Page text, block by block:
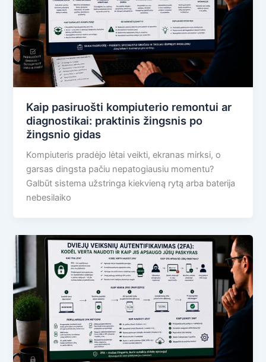
Kaip pasiruošti kompiuterio remontui ar
diagnostikai: praktinis žingsnis po
žingsnio gidas
Kompiuteris pradėjo lėtai veikti, ekranas mirksi, o
garsas dingsta pačiu nepatogiausiu momentu?
Galbūt sistema užstringa kiekvieną rytą arba baterija
nebesilaiko